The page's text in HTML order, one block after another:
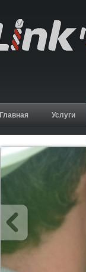
Главная Услуги